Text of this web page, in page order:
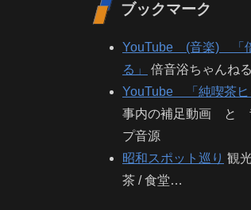
ブックマーク
YouTube (音楽) 「
る」
倍音浴ちゃんねる
YouTube 「純喫茶ヒ
事内の補足動画 と
プ音源
昭和スポット巡り 観
茶 / 食堂…